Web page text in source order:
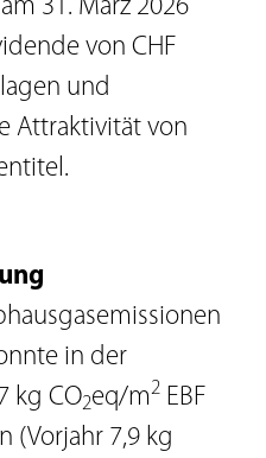
31. März 2026
von CHF
und
Attraktivität von
in der
kg CO2eq/m2 EBF
(Vorjahr 7,9 kg